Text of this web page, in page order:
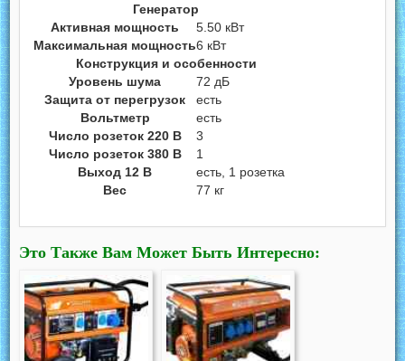
Генератор
Активная мощность
5.50 кВт
Максимальная мощность6 кВт
Конструкция и особенности
Уровень шума
72 дБ
Защита от перегрузок
есть
Вольтметр
есть
Число розеток 220 В
3
Число розеток 380 В
1
Выход 12 В
есть, 1 розетка
Вес
77 кг
Это Также Вам Может Быть Интересно: